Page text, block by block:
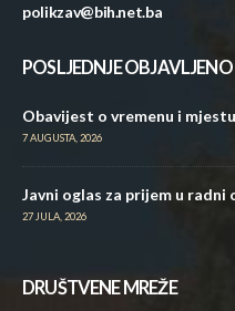
polikzav@bih.net.ba
POSLJEDNJE OBJAVLJENO
Obavijest o vremenu i
7 AUGUSTA, 2026
Javni oglas za prijem u radni
27 JULA, 2026
DRUŠTVENE MREŽE